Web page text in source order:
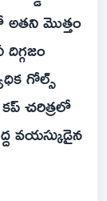
అతని మొత్తం
గోల్స్
చరిత్రలో
వయస్కుడైన